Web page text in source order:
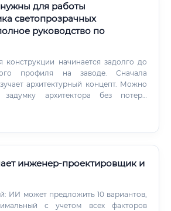
✅ Умение читать и
техническую документацию ❗
про математику. Без уверенных
сопромата и теормеха в
делать нечего. График работы и
выглядит рабочий день корабельного
для работы
светопрозрачных
руководство по
конструкции начинается задолго до
профиля на заводе. Сначала
архитектурный концепт. Можно
задумку архитектора без потери
инженер-проектировщик и
ИИ может предложить 10 вариантов,
с учетом всех факторов